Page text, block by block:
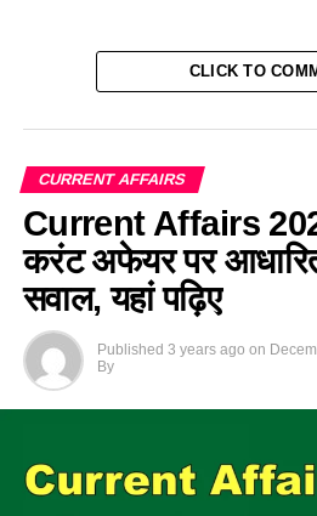
CLICK TO
CURRENT AFFAIRS
Current Affairs
करंट अफेयर पर आधारित
सवाल, यहां पढ़िए
Published 3 years ago on
By